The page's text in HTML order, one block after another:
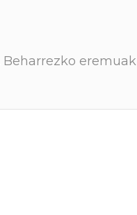
Beharrezko eremuak